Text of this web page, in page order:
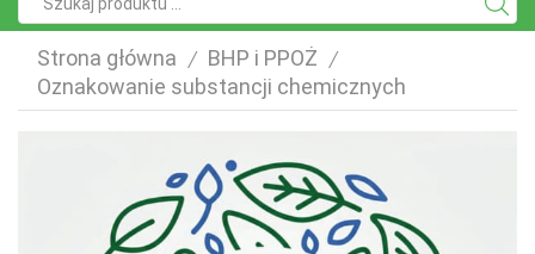
Strona główna / BHP i PPOŻ /
Oznakowanie substancji chemicznych